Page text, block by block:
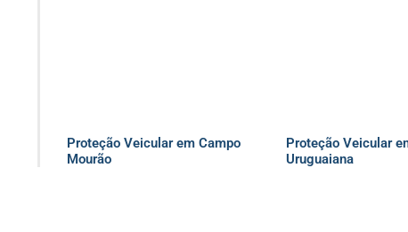
Proteção Veicular em Campo
Mourão
Proteção Veicular
Uruguaiana